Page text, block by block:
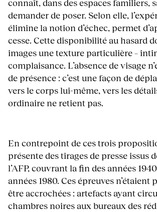
connaît, dans des espaces familiers,
demander de poser. Selon elle,
élimine la notion d’échec, permet
cesse. Cette disponibilité au hasard
images une texture particulière –
complaisance. L’absence de visage
de présence : c’est une façon de
vers le corps lui-même, vers les
ordinaire ne retient pas.
En contrepoint de ces trois
présente des tirages de presse issus
l’AFP, couvrant la fin des années
années 1980. Ces épreuves n’étaient
être accrochées : artefacts ayant
chambres noires aux bureaux des